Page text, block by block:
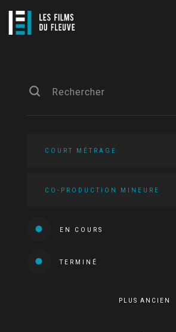
COURT MÉTRAGE
CO-PRODUCTION MINEURE
EN COURS
TERMINÉ
PLUS ANCIEN